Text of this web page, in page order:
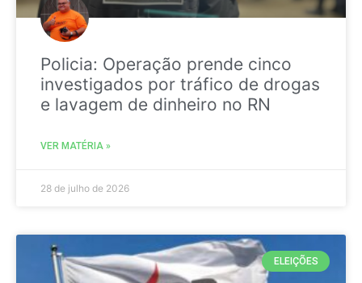
Policia: Operação prende cinco
investigados por tráfico de drogas
e lavagem de dinheiro no RN
VER MATÉRIA »
28 de julho de 2026
ELEIÇÕES